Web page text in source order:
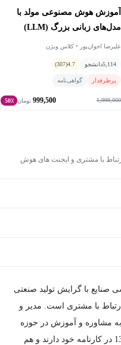
آموزش هوش مصنوعی مولد با
مدل‌های زبانی بزرگ (LLM)
علیرضا اخوان‌پور • کلاس ویژن
5,114دانشجو 4.7
(307)
پرطرفدار گواهی‌نامه
1,999,000
999,500 تومان 50٪
با مشتری و ایجنت های هوش
صنایع با گرایش تولید صنعتی
در ارتباط با مشتری است. مدیر و
مشاوره و آموزش در حوزه
مدیریت ارتباط با مشتری را از سال 1386 در کارنامه خود دارند و هم